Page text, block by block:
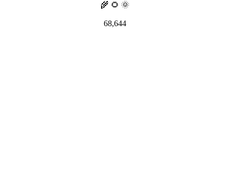
🌾 🌻 🌞
68,644